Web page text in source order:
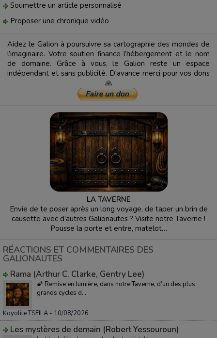
Soumettre un article personnalisé
Proposer une chronique vidéo
Aidez le Galion à poursuivre sa cartographie des mondes de
l’imaginaire. Votre soutien finance l’hébergement et le nom
de domaine. Grâce à vous, le Galion reste un espace
indépendant et sans publicité. D'avance merci pour vos dons
🙏
LA TAVERNE
Envie de te poser après un long voyage, de taper un brin de
causette avec d’autres Galionautes ? Visite notre Taverne !
Pousse la porte et entre, matelot…
RÉACTIONS ET COMMENTAIRES DES
GALIONAUTES
Rama (Arthur C. Clarke, Gentry Lee)
🌠 Remise en lumière, dans notre Taverne, d’un des plus
grands cycles d...
Koyolite TSEILA - 10/08/2026
Les mystères de demain (Robert Yessouroun)